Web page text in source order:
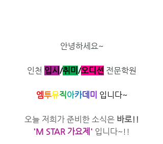
안녕하세요~
인천 입시 /취미 /​오디션 전문학원
엠투뮤직아카데 미 입니다~
오늘 저희가 준비한 소식은 바로!!
'M STAR 가요제' 입니다~!!